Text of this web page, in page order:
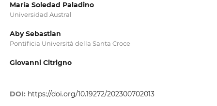
María Soledad Paladino
Universidad Austral
Aby Sebastian
Pontificia Università della Santa Croce
Giovanni Citrigno
DOI: https://doi.org/10.19272/202300702013